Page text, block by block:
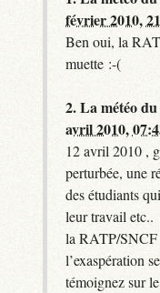
février 2010,
Ben oui, la
muette :-(
2.La météo
avril 2010,
12 avril 2010 ,
perturbée, une
des étudiants
leur travail etc..
la RATP/SNCF
l’exaspération
témoignez sur